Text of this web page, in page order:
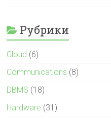
Рубрики
Cloud (6)
Communications (8)
DBMS (18)
Hardware (31)